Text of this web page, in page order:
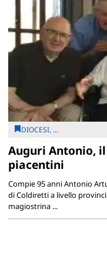
DIOCESI, ...
Auguri Antonio,
piacentini
Compie 95 anni Antonio
di Coldiretti a livello
magiostrina ...